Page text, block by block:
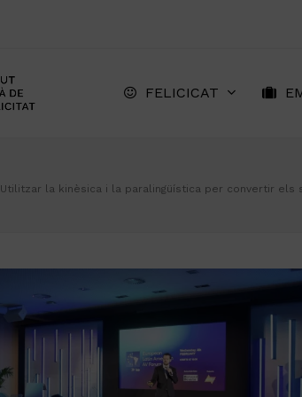
FELICICAT
Utilitzar la kinèsica i la paralingüística per convertir els